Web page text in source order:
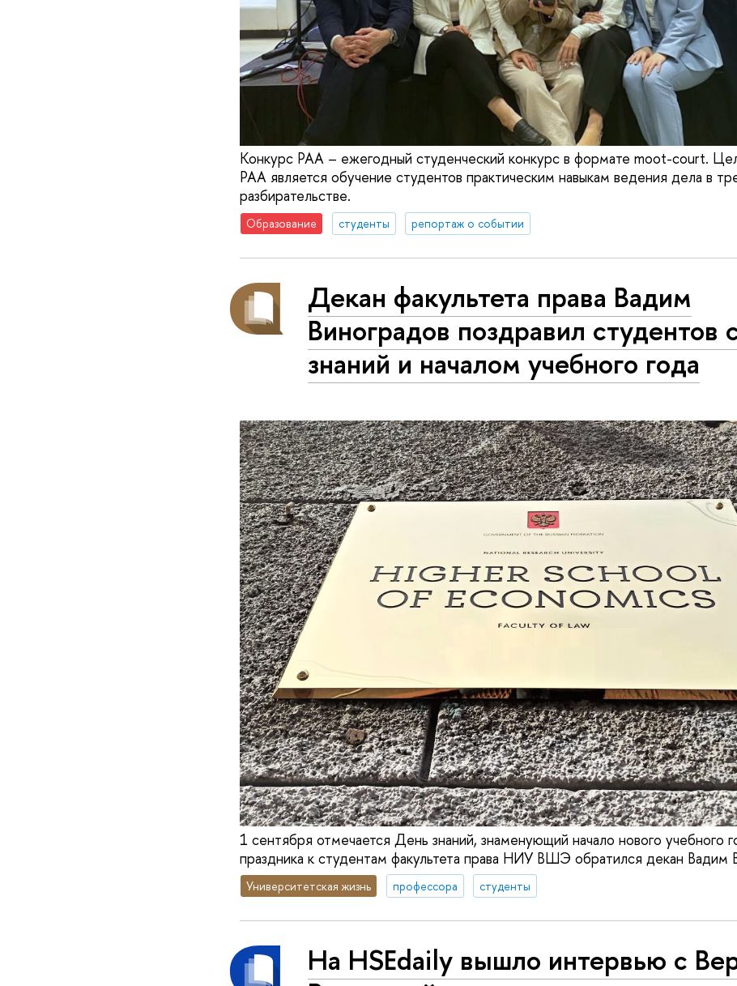
Конкурс РАА – ежегодный студенческий конкурс в формате moot-court.
РАА является обучение студентов практическим навыкам ведения дела в
разбирательстве.
Образование студенты репортаж о событии
Декан факультета права Вадим
Виноградов поздравил
знаний и началом учебного года
1 сентября отмечается День знаний, знаменующий начало нового учебного
праздника к студентам факультета права НИУ ВШЭ обратился декан Вадим
Университетская жизнь профессора студенты
На HSEdaily вышло интервью с